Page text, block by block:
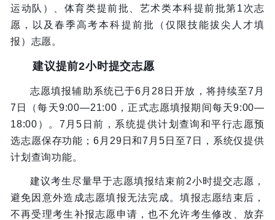
运动队）、体育类提前批、艺术类本科提前批第1次志
愿，以及春季高考本科提前批（仅限技能拔尖人才填
报）志愿。
建议提前2小时提交志愿
志愿填报辅助系统已于6月28日开放，将持续至7月
7日（每天9:00—21:00，正式志愿填报期间每天9:00—
18:00）。7月5日前，系统提供计划查询和平行志愿预
选志愿保存功能；6月29日和7月5日至7日，系统仅提供
计划查询功能。
建议考生尽量早于志愿填报结束前2小时提交志愿，
避免因意外造成志愿填报无法完成。填报志愿结束后，
不再受理考生补报志愿申请，也不允许考生修改、放弃